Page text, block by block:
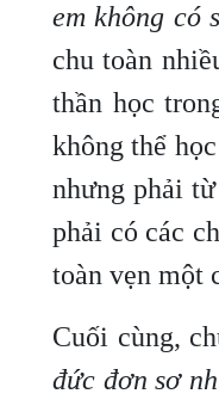
em không có
chu toàn
thần học
không thể
nhưng phải
phải có các
toàn vẹn một
Cuối cùng,
đức đơn sơ